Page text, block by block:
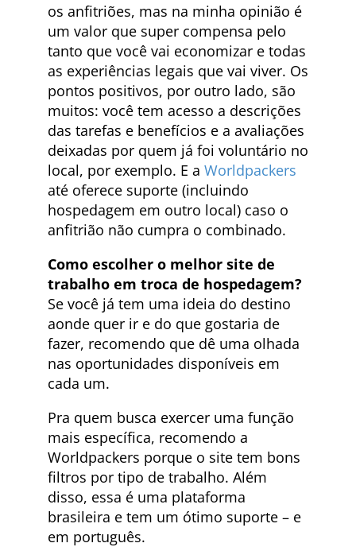
os anfitriões, mas na minha opinião é
um valor que super compensa pelo
tanto que você vai economizar e todas
as experiências legais que vai viver. Os
pontos positivos, por outro lado, são
muitos: você tem acesso a descrições
das tarefas e benefícios e a avaliações
deixadas por quem já foi voluntário no
local, por exemplo. E a Worldpackers
até oferece suporte (incluindo
hospedagem em outro local) caso o
anfitrião não cumpra o combinado.
Como escolher o melhor site de
trabalho em troca de hospedagem?
Se você já tem uma ideia do destino
aonde quer ir e do que gostaria de
fazer, recomendo que dê uma olhada
nas oportunidades disponíveis em
cada um.
Pra quem busca exercer uma função
mais específica, recomendo a
Worldpackers porque o site tem bons
filtros por tipo de trabalho. Além
disso, essa é uma plataforma
brasileira e tem um ótimo suporte – e
em português.